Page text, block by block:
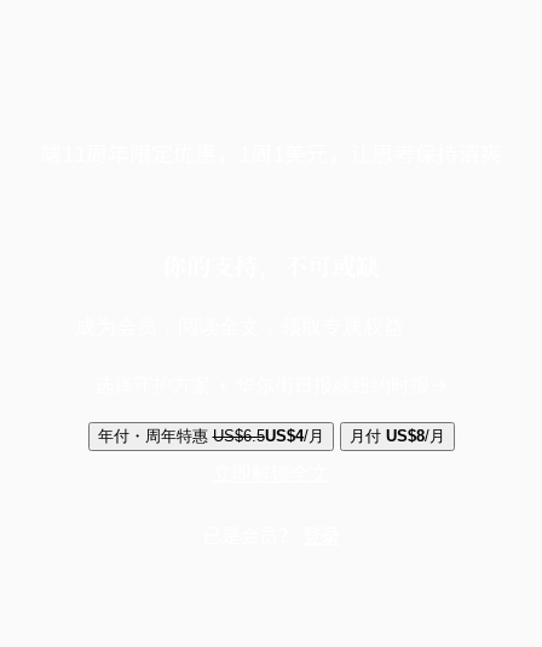
年付・周年特惠 US$6.5US$4/月 月付 US$8/月